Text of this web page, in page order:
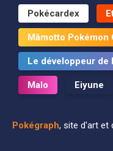
Pokécardex
Mâmotto Pokémon
Le développeur de
Malo Eiyune
Pokégraph, site d'art et